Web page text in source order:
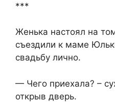
***
Женька настоял на
съездили к маме
свадьбу лично.
— Чего приехала? –
открыв дверь.